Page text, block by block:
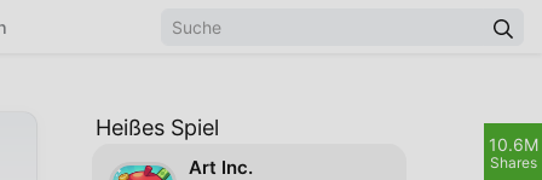
Heißes Spiel
Art Inc.
10.6M
Shares